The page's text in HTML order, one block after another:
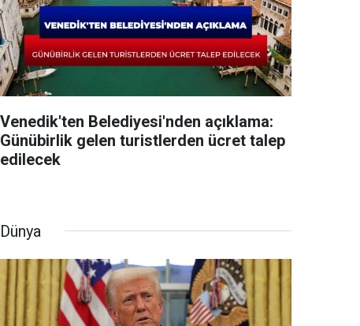
Venedik'ten Belediyesi'nden açıklama:
Günübirlik gelen turistlerden ücret talep
edilecek
Dünya